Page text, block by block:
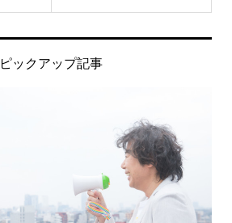
ピックアップ記事